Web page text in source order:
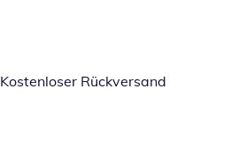
Kostenloser Rückversand